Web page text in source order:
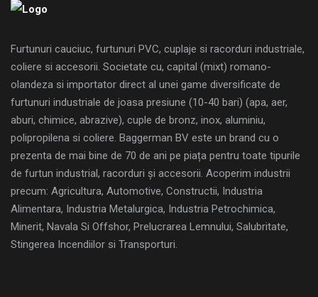
Furtunuri cauciuc, furtunuri PVC, cuplaje si racorduri industriale,
coliere si accesorii. Societate cu, capital (mixt) romano-
olandeza si importator direct al unei game diversificate de
furtunuri industriale de joasa presiune (10-40 bari) (apa, aer,
aburi, chimice, abrazive), cuple de bronz, inox, aluminiu,
polipropilena si coliere. Baggerman BV este un brand cu o
prezenta de mai bine de 70 de ani pe piața pentru toate tipurile
de furtun industrial, racorduri și accesorii. Acoperim industrii
precum: Agricultura, Automotive, Constructii, Industria
Alimentara, Industria Metalurgica, Industria Petrochimica,
Minerit, Navala Si Offshor, Prelucrarea Lemnului, Salubritate,
Stingerea Incendiilor si Transporturi.